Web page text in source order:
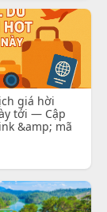
giá hời
tới — Cập
&amp; mã